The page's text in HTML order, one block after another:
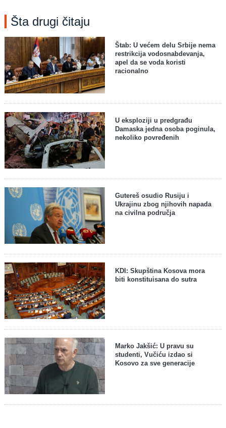
Šta drugi čitaju
Štab: U većem delu Srbije nema
restrikcija vodosnabdevanja,
apel da se voda koristi
racionalno
U eksploziji u predgrađu
Damaska jedna osoba poginula,
nekoliko povređenih
Gutereš osudio Rusiju i
Ukrajinu zbog njihovih napada
na civilna područja
KDI: Skupština Kosova mora
biti konstituisana do sutra
Marko Jakšić: U pravu su
studenti, Vučiću izdao si
Kosovo za sve generacije